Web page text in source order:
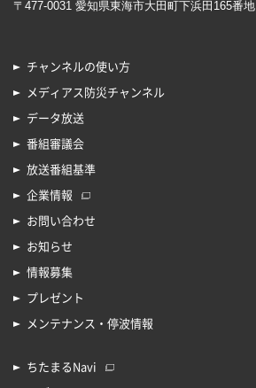
〒477-0031 愛知県東海市大田町下浜田165番地
チャンネルの使い方
メディアス防災チャンネル
データ放送
番組審議会
放送番組基準
企業情報
お問い合わせ
お知らせ
情報募集
プレゼント
メンテナンス・停波情報
ちたまるNavi